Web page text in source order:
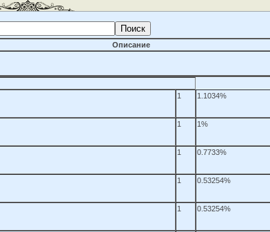
Описание
1 1.1034%
1 1%
1 0.7733%
1 0.53254%
1 0.53254%